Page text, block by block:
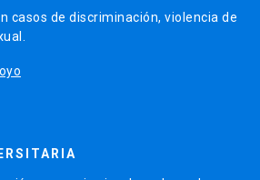
casos de discriminación, violencia de